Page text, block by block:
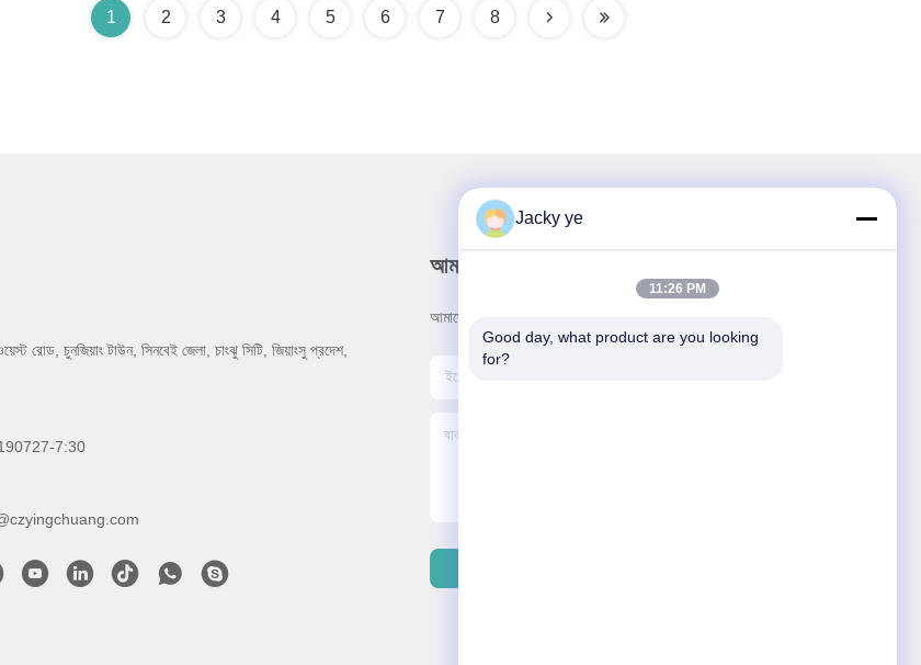
1 2 3 4 5 6 7 8
রোড, চুনজিয়াং টাউন, সিনবেই জেলা, চাংঝু সিটি, জিয়াংসু প্রদেশ,
7:30
আমাদের নিউজলেটার
আমাদের নিউজলেটারে সাবস্ক্রাইব করুন এবং আরও অনেক কিছু পেতে পারেন।
Jacky ye
11:26 PM
Good day, what product are you looking
for?